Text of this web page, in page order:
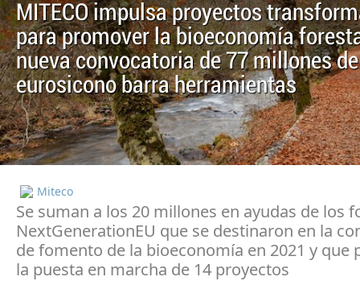
MITECO impulsa proyectos
para promover la bioeconomía
nueva convocatoria de 77 millones de
eurosicono barra herramientas
Miteco
Se suman a los 20 millones en ayudas de los
NextGenerationEU que se destinaron en la
de fomento de la bioeconomía en 2021 y que
la puesta en marcha de 14 proyectos